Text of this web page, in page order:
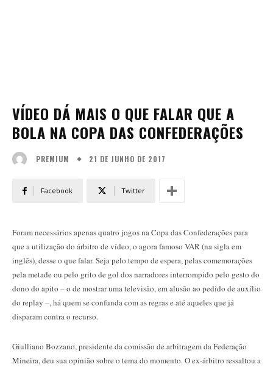
VÍDEO DÁ MAIS O QUE FALAR QUE A
BOLA NA COPA DAS CONFEDERAÇÕES
PREMIUM 21 DE JUNHO DE 2017
Facebook Twitter
Foram necessários apenas quatro jogos na Copa das Confederações para
que a utilização do árbitro de vídeo, o agora famoso VAR (na sigla em
inglês), desse o que falar. Seja pelo tempo de espera, pelas comemorações
pela metade ou pelo grito de gol dos narradores interrompido pelo gesto do
dono do apito – o de mostrar uma televisão, em alusão ao pedido de auxílio
do replay –, há quem se confunda com as regras e até aqueles que já
disparam contra o recurso.
Giulliano Bozzano, presidente da comissão de arbitragem da Federação
Mineira, deu sua opinião sobre o tema do momento. O ex-árbitro ressaltou a